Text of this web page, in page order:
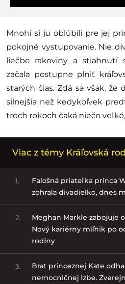
Mnohí si ju obľúbili pre jej
pokojné vystupovanie. Nie
liečbe rakoviny a stiahnutí
začala postupne plniť
starých čias. Zdá sa však, že
silnejšia než kedykoľvek
troch rokoch čaká niečo
Viac z témy Kráľovská
1.
Falošná priateľka princa
zohrala divadielko, dnes
2.
Meghan Markle zabojuje
Nový kariérny míľnik po
rodiny
3.
Brat princeznej Kate
nemocničnej izbe.